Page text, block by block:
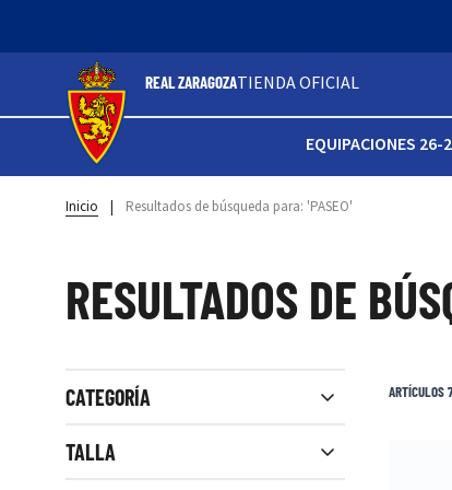
REAL ZARAGOZATIENDA OFICIAL
EQUIPACIONES 26-
Inicio | Resultados de búsqueda para: 'PASEO'
RESULTADOS DE
Ver filtros
Close filters
CATEGORÍA
TALLA
ARTÍCULOS